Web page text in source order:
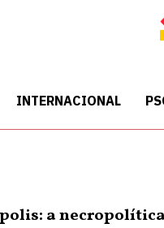
INTERNACIONAL
a